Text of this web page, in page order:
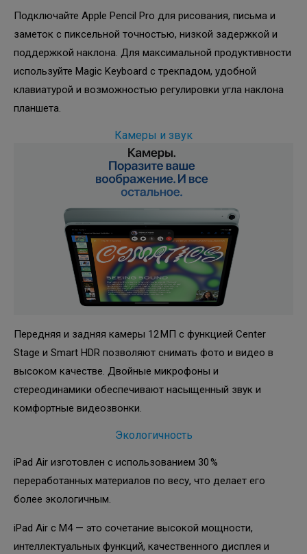
Подключайте Apple Pencil Pro для рисования, письма и
заметок с пиксельной точностью, низкой задержкой и
поддержкой наклона. Для максимальной продуктивности
используйте Magic Keyboard с трекпадом, удобной
клавиатурой и возможностью регулировки угла наклона
планшета.
Камеры и звук
Передняя и задняя камеры 12 МП с функцией Center
Stage и Smart HDR позволяют снимать фото и видео в
высоком качестве. Двойные микрофоны и
стереодинамики обеспечивают насыщенный звук и
комфортные видеозвонки.
Экологичность
iPad Air изготовлен с использованием 30 %
переработанных материалов по весу, что делает его
более экологичным.
iPad Air с M4 — это сочетание высокой мощности,
интеллектуальных функций, качественного дисплея и